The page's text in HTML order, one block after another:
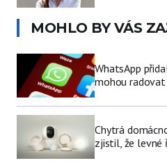
MOHLO BY VÁS
WhatsApp
mohou radovat
Chytrá
zjistil, že levné